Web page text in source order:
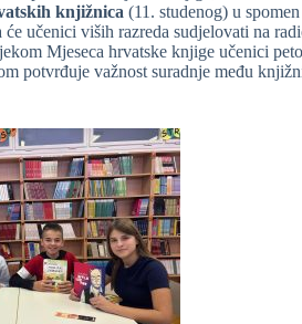
knjižnica (11. studenog) u
učenici viših razreda sudjelovati na
Mjeseca hrvatske knjige učenici
potvrđuje važnost suradnje među